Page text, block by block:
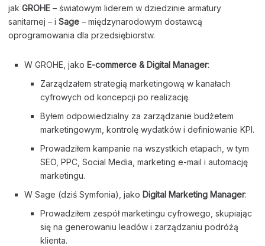
jak GROHE – światowym liderem w dziedzinie armatury
sanitarnej – i Sage – międzynarodowym dostawcą
oprogramowania dla przedsiębiorstw.
W GROHE, jako E-commerce & Digital Manager:
Zarządzałem strategią marketingową w kanałach
cyfrowych od koncepcji po realizację.
Byłem odpowiedzialny za zarządzanie budżetem
marketingowym, kontrolę wydatków i definiowanie KPI.
Prowadziłem kampanie na wszystkich etapach, w tym
SEO, PPC, Social Media, marketing e-mail i automację
marketingu.
W Sage (dziś Symfonia), jako Digital Marketing Manager:
Prowadziłem zespół marketingu cyfrowego, skupiając
się na generowaniu leadów i zarządzaniu podróżą
klienta.